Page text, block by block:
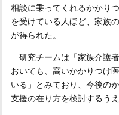
相談に乗ってくれるかかり
を受けている人ほど、家族
が得られた。
研究チームは「家族介護
おいても、高いかかりつけ
いる」とみており、今後の
支援の在り方を検討するう